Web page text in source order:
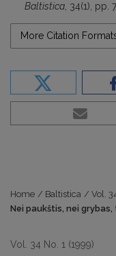
Baltistica , 34(1), pp.
More Citation
Home / Baltistica / Vol.
Nei paukštis, nei
Vol. 34 No. 1 (1999)